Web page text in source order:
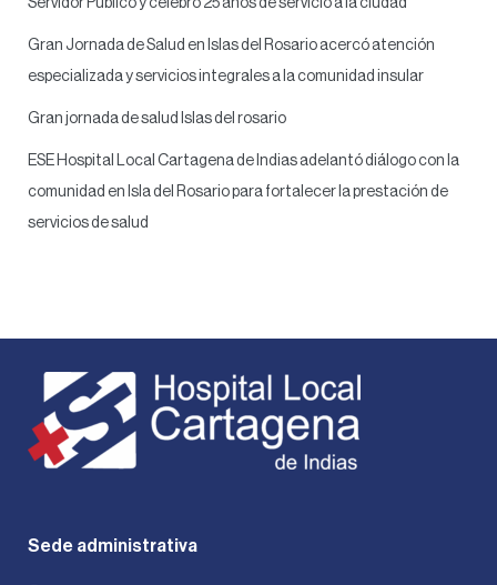
Servidor Público y celebró 25 años de servicio a la ciudad
Gran Jornada de Salud en Islas del Rosario acercó atención
especializada y servicios integrales a la comunidad insular
Gran jornada de salud Islas del rosario
ESE Hospital Local Cartagena de Indias adelantó diálogo con la
comunidad en Isla del Rosario para fortalecer la prestación de
servicios de salud
Sede administrativa